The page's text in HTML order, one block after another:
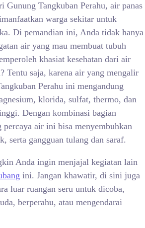
Gunung Tangkuban Perahu, air panas
warga sekitar untuk
Di pemandian ini, Anda tidak hanya
air yang mau membuat tubuh
khasiat kesehatan dari air
Tentu saja, karena air yang mengalir
Perahu ini mengandung
klorida, sulfat, thermo, dan
Dengan kombinasi bagian
percaya air ini bisa menyembuhkan
serta gangguan tulang dan saraf.
Anda ingin menjajal kegiatan lain
ini. Jangan khawatir, di sini juga
luar ruangan seru untuk dicoba,
berperahu, atau mengendarai